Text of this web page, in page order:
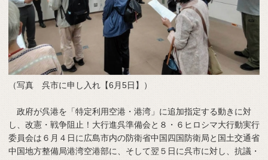
（写真 呉市に申し入れ【6月5日】）
政府が呉港を「特定利用空港・港湾」に追加指定する動きに対
し、改憲・戦争阻止！大行進呉準備会と８・６ヒロシマ大行動実行
委員会は６月４日に広島市内の防衛省中国四国防衛局と国土交通省
中国地方整備局港湾空港部に、そして翌５日に呉市に対し、抗議・